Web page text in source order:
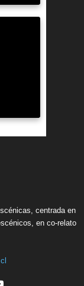
centrada en
en co-relato